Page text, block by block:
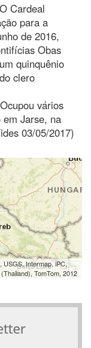
Cardeal
para a
de 2016,
Obas
quinquênio
clero
vários
em Jarse, na
03/05/2017)
Intermap, iPC,
TomTom, 2012